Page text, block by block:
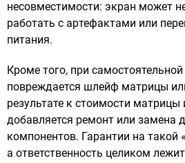
несовместимости: экран может
работать с артефактами или
питания.
Кроме того, при
повреждается шлейф матрицы
результате к стоимости матрицы
добавляется ремонт или замена
компонентов. Гарантии на такой
а ответственность целиком